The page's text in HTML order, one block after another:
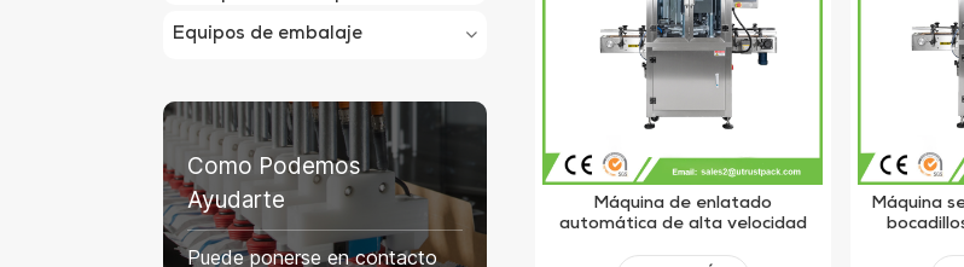
Equipos de embalaje
Como Podemos
Ayudarte
Puede ponerse en contacto
Máquina de enlatado
automática de alta velocidad
Máquina